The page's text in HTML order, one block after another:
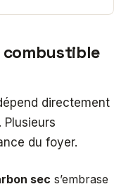
combustible
directement
. Plusieurs
du foyer.
sec s’embrase